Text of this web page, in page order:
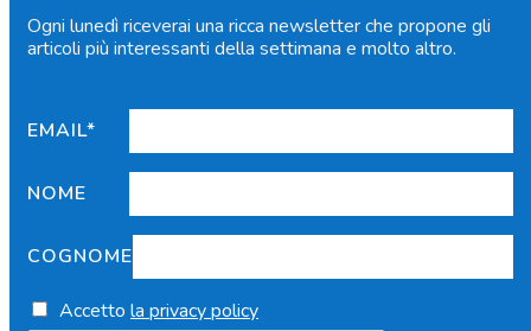
Ogni lunedì riceverai una ricca newsletter che propone gli
articoli più interessanti della settimana e molto altro.
EMAIL*
NOME
COGNOME
Accetto la privacy policy